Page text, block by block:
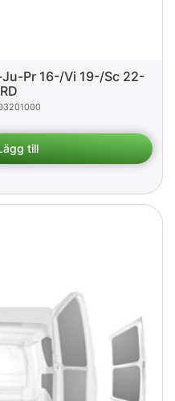
Pr 16-/Vi 19-/Sc 22-